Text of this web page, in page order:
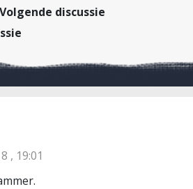
Volgende discussie
, 19:01